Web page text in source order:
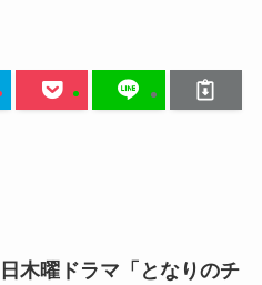
木曜ドラマ「となりのチ